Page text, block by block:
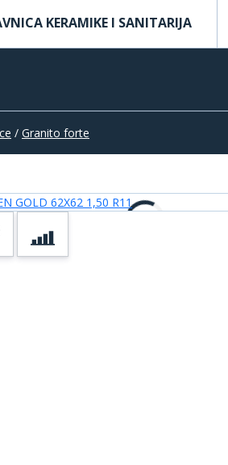
KERAMIKE I SANITARIJA
/ Granito forte